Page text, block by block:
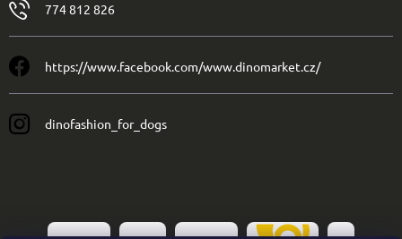
774 812 826
https://www.facebook.com/www.dinomarket.cz/
dinofashion_for_dogs